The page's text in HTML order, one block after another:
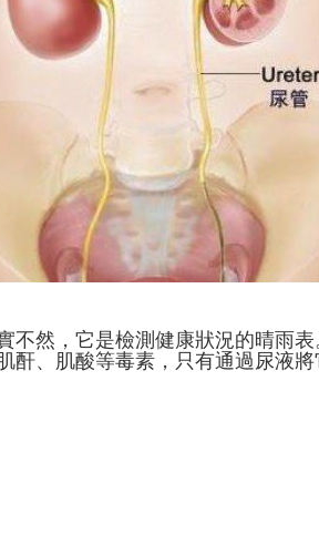
不然，它是檢測健康狀況的晴雨
、肌酸等毒素，只有通過尿液將